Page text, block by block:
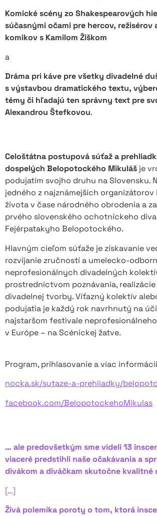
Komické scény zo Shakespearových
súčasnými očami pre hercov, režisérov
komikov s Kamilom Žiškom
a
Dráma pri káve pre všetky divadelné
s výstavbou dramatického textu,
témy či hľadajú ten správny text pre
Alexandrou Štefkovou.
Celoštátna postupová súťaž a
dospelých Belopotockého Mikuláš je
podujatím svojho druhu na Slovensku.
jedného z najznámejších
života v čase národného obrodenia a
prvého slovenského ochotníckeho
Fejérpatakyho Belopotockého.
Hlavným cieľom súťaže je získavanie
rozvíjanie zručností a umelecko-
neprofesionálnych divadelných
prostredníctvom poznávania,
divadelnej tvorby. Víťazný kolektív
podujatia je každý rok navrhnutý na
najstaršom festivale
v Európe – na Scénickej žatve.
Program, prihlasovanie a viac
nocka.sk/sutaze-a-prehliadky/
facebook.com/BelopotockehoMikulas
… ale predovšetkým sme videli 13
viaceré predstihli naše očakávania a
divákom a diváčkam skutočne kvalitné
[…]
Živá polemika poroty o tom, ktorá